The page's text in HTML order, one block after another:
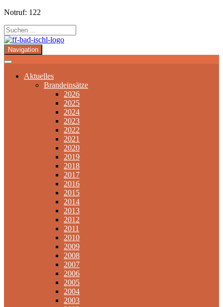
Notruf: 122
Navigation
Aktuelles
Brandeinsätze
2026
2025
2024
2023
2022
2021
2020
2019
2018
2017
2016
2015
2014
2013
2012
2011
2010
2009
2008
2007
2006
2005
2004
2003